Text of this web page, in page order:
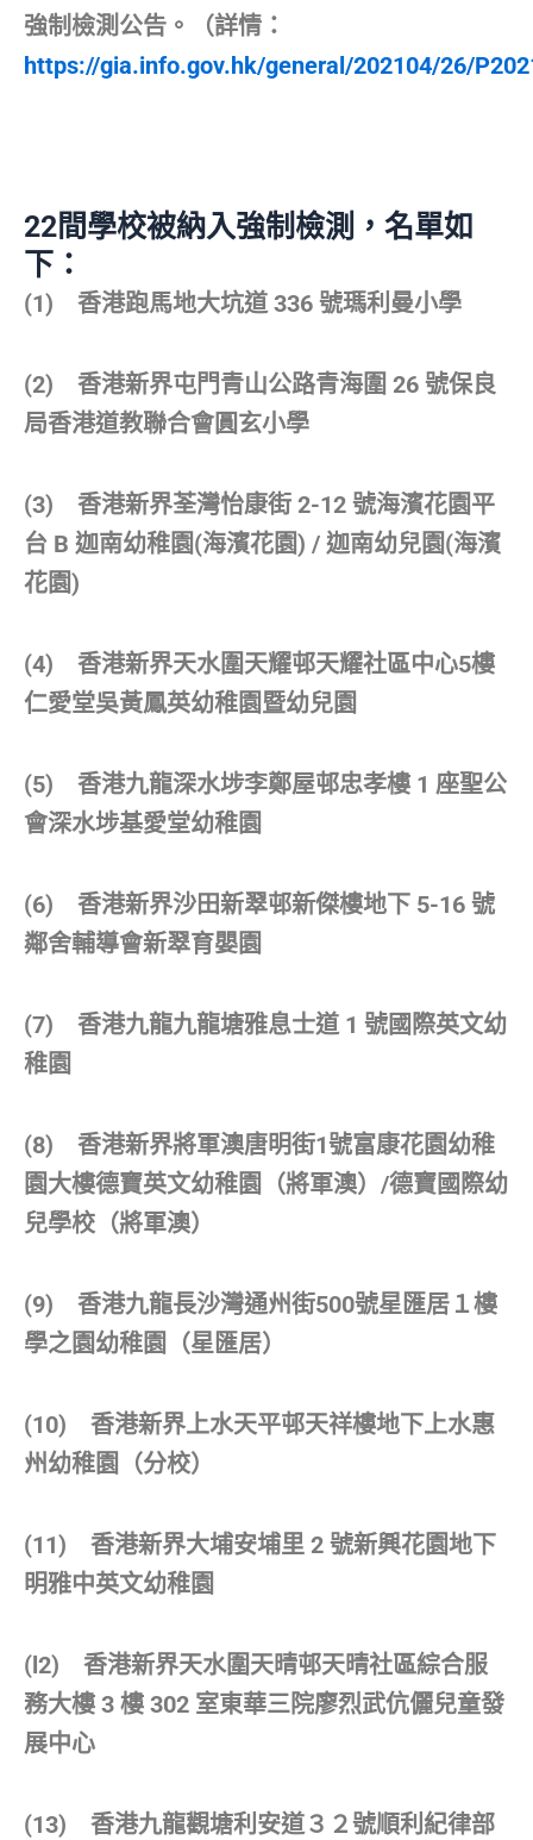
強制檢測公告。（詳情：
https://gia.info.gov.hk/general/202104/26/
22間學校被納入強制檢測，名單如
下：
(1) 香港跑馬地大坑道 336 號瑪利曼小學
(2) 香港新界屯門青山公路青海圍 26 號保良
局香港道教聯合會圓玄小學
(3) 香港新界荃灣怡康街 2-12 號海濱花園平
台 B 迦南幼稚園(海濱花園) / 迦南幼兒園(海濱
花園)
(4) 香港新界天水圍天耀邨天耀社區中心5樓
仁愛堂吳黃鳳英幼稚園暨幼兒園
(5) 香港九龍深水埗李鄭屋邨忠孝樓 1 座聖公
會深水埗基愛堂幼稚園
(6) 香港新界沙田新翠邨新傑樓地下 5-16 號
鄰舍輔導會新翠育嬰園
(7) 香港九龍九龍塘雅息士道 1 號國際英文幼
稚園
(8) 香港新界將軍澳唐明街1號富康花園幼稚
園大樓德寶英文幼稚園（將軍澳）/德寶國際幼
兒學校（將軍澳）
(9) 香港九龍長沙灣通州街500號星匯居１樓
學之園幼稚園（星匯居）
(10) 香港新界上水天平邨天祥樓地下上水惠
州幼稚園（分校）
(11) 香港新界大埔安埔里 2 號新興花園地下
明雅中英文幼稚園
(l2) 香港新界天水圍天晴邨天晴社區綜合服
務大樓 3 樓 302 室東華三院廖烈武伉儷兒童發
展中心
(13) 香港九龍觀塘利安道３２號順利紀律部